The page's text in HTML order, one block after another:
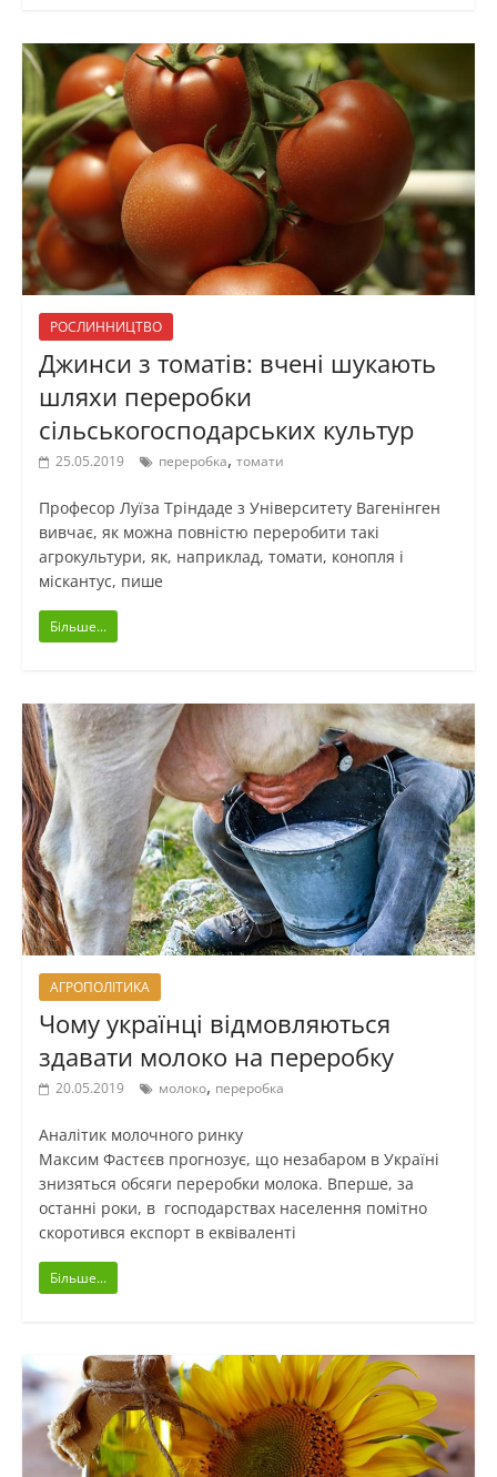
РОСЛИННИЦТВО
Джинси з томатів: вчені шукають
шляхи переробки
сільськогосподарських культур
25.05.2019 переробка, томати
Професор Луїза Тріндаде з Університету Вагенінген
вивчає, як можна повністю переробити такі
агрокультури, як, наприклад, томати, конопля і
міскантус, пише
Більше...
АГРОПОЛІТИКА
Чому українці відмовляються
здавати молоко на переробку
20.05.2019 молоко, переробка
Аналітик молочного ринку
Максим Фастєєв прогнозує, що незабаром в Україні
знизяться обсяги переробки молока. Вперше, за
останні роки, в господарствах населення помітно
скоротився експорт в еквіваленті
Більше...